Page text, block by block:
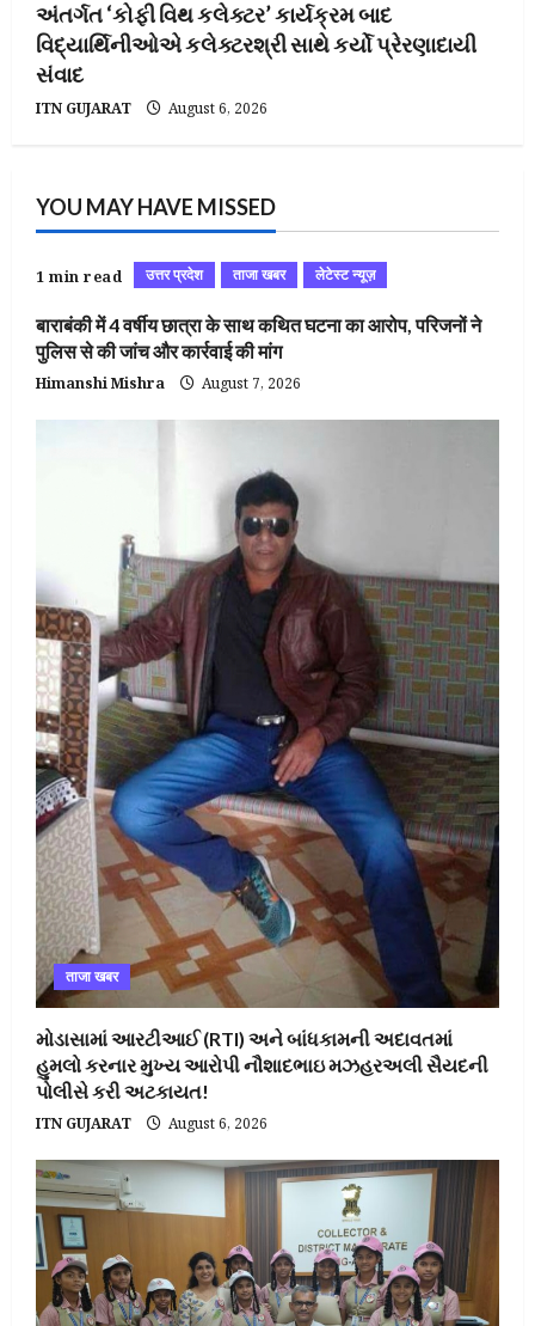
અંતર્ગત ‘કોફી વિથ કલેક્ટર’ કાર્યક્રમ બાદ
વિદ્યાર્થિનીઓએ કલેક્ટરશ્રી સાથે કર્યો પ્રેરણાદાયી
સંવાદ
ITN GUJARAT August 6, 2026
YOU MAY HAVE MISSED
1 min read उत्तर प्रदेश ताजा खबर लेटेस्ट न्यूज़
बाराबंकी में 4 वर्षीय छात्रा के साथ कथित घटना का आरोप, परिजनों ने
पुलिस से की जांच और कार्रवाई की मांग
Himanshi Mishra August 7, 2026
ताजा खबर
મોડાસામાં આરટીઆઈ (RTI) અને બાંધકામની અદાવતમાં
હુમલો કરનાર મુખ્ય આરોપી નૌશાદભાઇ મઝહરઅલી સૈયદની
પોલીસે કરી અટકાયત!
ITN GUJARAT August 6, 2026